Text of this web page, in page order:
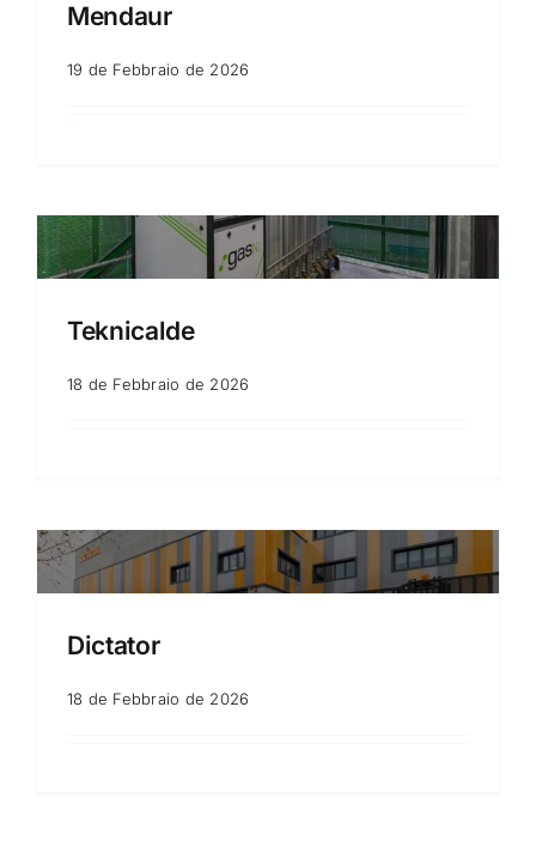
Mendaur
19 de Febbraio de 2026
Teknicalde
18 de Febbraio de 2026
Dictator
18 de Febbraio de 2026